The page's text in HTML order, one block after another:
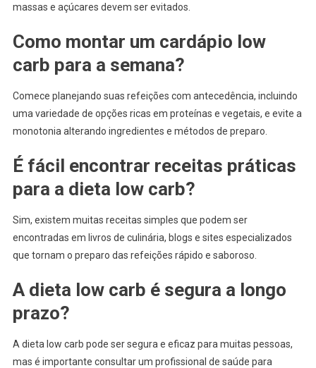
massas e açúcares devem ser evitados.
Como montar um cardápio low
carb para a semana?
Comece planejando suas refeições com antecedência, incluindo
uma variedade de opções ricas em proteínas e vegetais, e evite a
monotonia alterando ingredientes e métodos de preparo.
É fácil encontrar receitas práticas
para a dieta low carb?
Sim, existem muitas receitas simples que podem ser
encontradas em livros de culinária, blogs e sites especializados
que tornam o preparo das refeições rápido e saboroso.
A dieta low carb é segura a longo
prazo?
A dieta low carb pode ser segura e eficaz para muitas pessoas,
mas é importante consultar um profissional de saúde para